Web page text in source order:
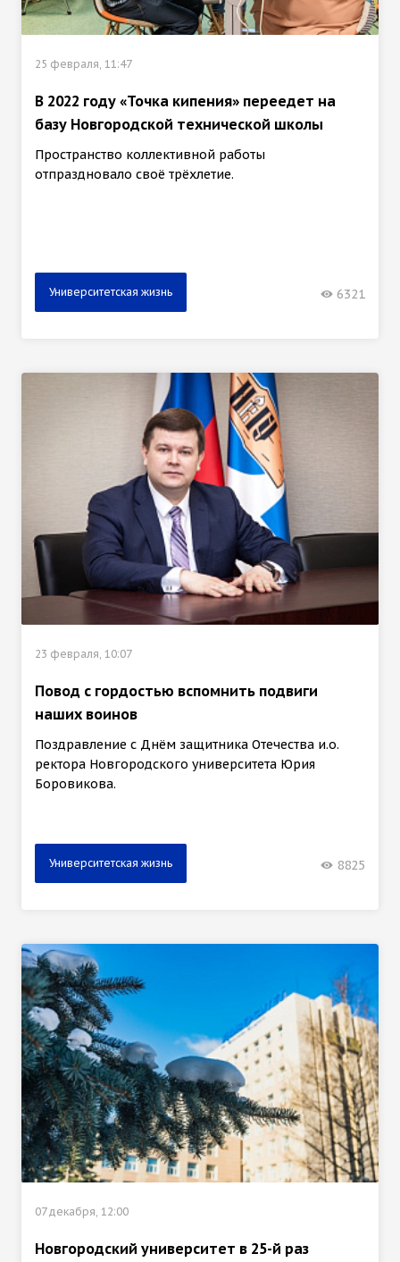
25 февраля, 11:47
В 2022 году «Точка кипения» переедет на
базу Новгородской технической школы
Пространство коллективной работы
отпраздновало своё трёхлетие.
Университетская жизнь 6321
23 февраля, 10:07
Повод с гордостью вспомнить подвиги
наших воинов
Поздравление с Днём защитника Отечества и.о.
ректора Новгородского университета Юрия
Боровикова.
Университетская жизнь 8825
07 декабря, 12:00
Новгородский университет в 25-й раз